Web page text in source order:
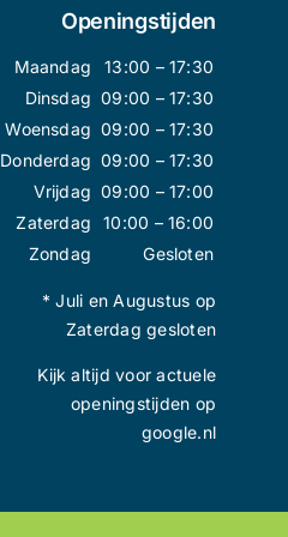
Openingstijden
Maandag
13:00 – 17:30
Dinsdag 09:00 – 17:30
Woensdag 09:00 – 17:30
Donderdag 09:00 – 17:30
Vrijdag 09:00 – 17:00
Zaterdag
10:00 – 16:00
Zondag
Gesloten
* Juli en Augustus op
Zaterdag gesloten
Kijk altijd voor actuele
openingstijden op
google.nl